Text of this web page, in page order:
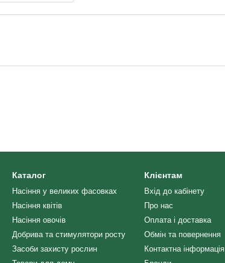
Каталог
Насіння у великих фасовках
Насіння квітів
Насіння овочів
Добрива та стимулятори росту
Засоби захисту рослин
Клієнтам
Вхід до кабінету
Про нас
Оплата і доставка
Обмін та повернення
Контактна інформація